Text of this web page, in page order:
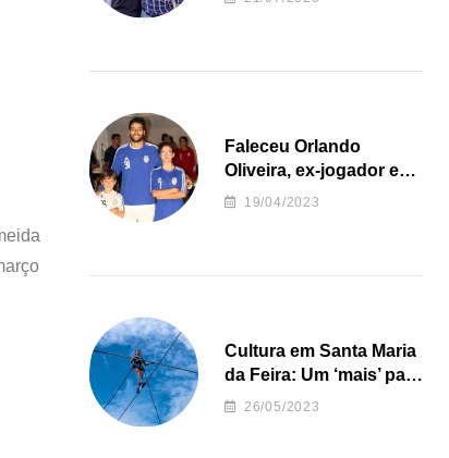
Faleceu Orlando
Oliveira, ex-jogador e
treinador da formação
19/04/2023
Cultura em Santa Maria
da Feira: Um ‘mais’ para
o Concelho
26/05/2023